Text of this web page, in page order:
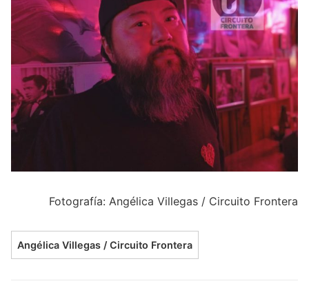
Fotografía: Angélica Villegas / Circuito Frontera
Angélica Villegas / Circuito Frontera